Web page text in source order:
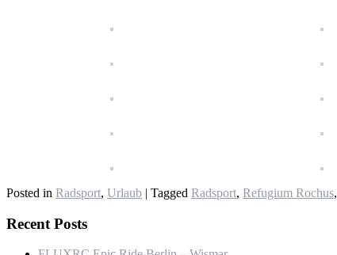
Posted in Radsport, Urlaub | Tagged Radsport, Refugium Rochus,
Recent Posts